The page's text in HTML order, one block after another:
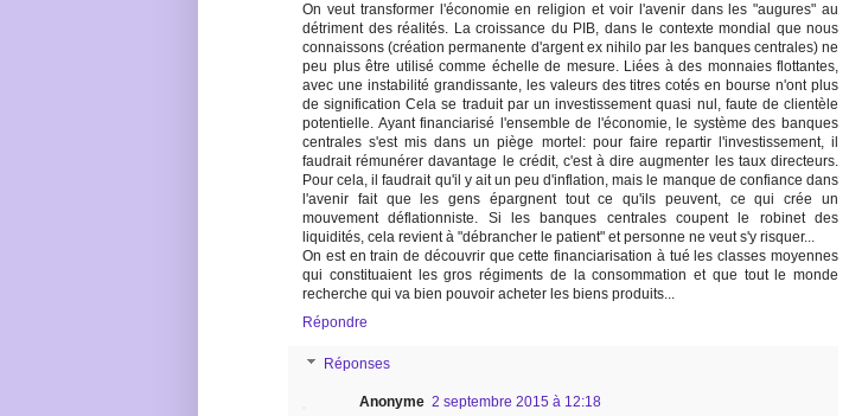
On veut transformer l'économie en religion et voir l'avenir dans les "augures" au
détriment des réalités. La croissance du PIB, dans le contexte mondial que nous
connaissons (création permanente d'argent ex nihilo par les banques centrales) ne
peu plus être utilisé comme échelle de mesure. Liées à des monnaies flottantes,
avec une instabilité grandissante, les valeurs des titres cotés en bourse n'ont plus
de signification Cela se traduit par un investissement quasi nul, faute de clientèle
potentielle. Ayant financiarisé l'ensemble de l'économie, le système des banques
centrales s'est mis dans un piège mortel: pour faire repartir l'investissement, il
faudrait rémunérer davantage le crédit, c'est à dire augmenter les taux directeurs.
Pour cela, il faudrait qu'il y ait un peu d'inflation, mais le manque de confiance dans
l'avenir fait que les gens épargnent tout ce qu'ils peuvent, ce qui crée un
mouvement déflationniste. Si les banques centrales coupent le robinet des
liquidités, cela revient à "débrancher le patient" et personne ne veut s'y risquer...
On est en train de découvrir que cette financiarisation à tué les classes moyennes
qui constituaient les gros régiments de la consommation et que tout le monde
recherche qui va bien pouvoir acheter les biens produits...
Répondre
Réponses
Anonyme 2 septembre 2015 à 12:18